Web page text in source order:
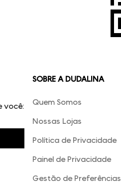
você:
SOBRE A DUDALINA
Quem Somos
Nossas Lojas
Política de Privacidade
Painel de Privacidade
Gestão de Preferências